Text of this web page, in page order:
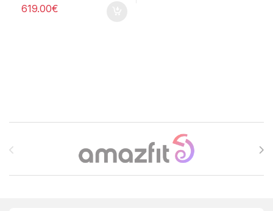
619.00€